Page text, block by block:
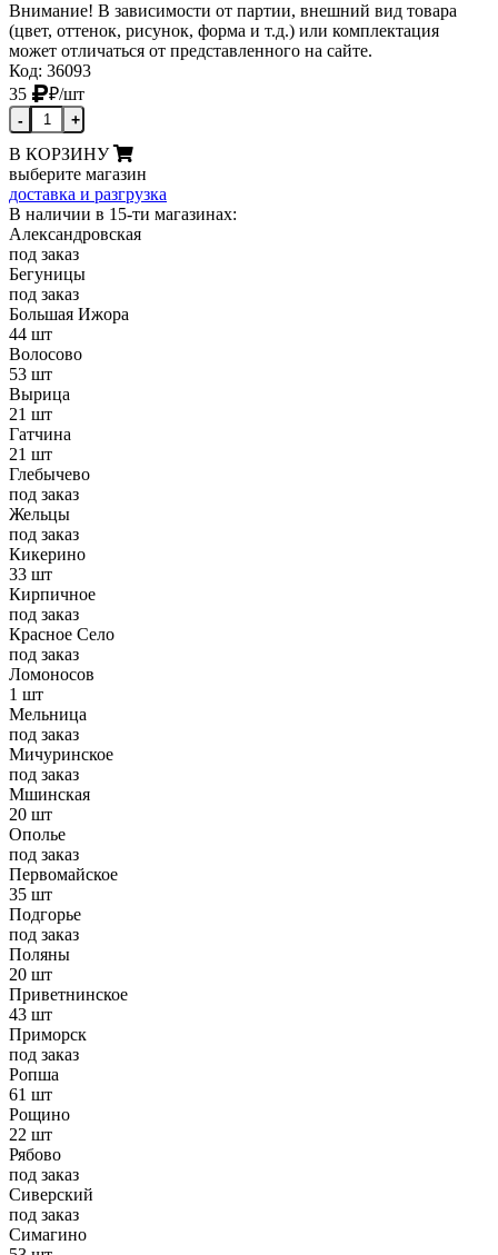
Внимание! В зависимости от партии, внешний вид товара
(цвет, оттенок, рисунок, форма и т.д.) или комплектация
может отличаться от представленного на сайте.
Код: 36093
35
₽/шт
- +
В КОРЗИНУ
выберите магазин
доставка и разгрузка
В наличии в 15-ти магазинах:
Александровская
под заказ
Бегуницы
под заказ
Большая Ижора
44 шт
Волосово
53 шт
Вырица
21 шт
Гатчина
21 шт
Глебычево
под заказ
Жельцы
под заказ
Кикерино
33 шт
Кирпичное
под заказ
Красное Село
под заказ
Ломоносов
1 шт
Мельница
под заказ
Мичуринское
под заказ
Мшинская
20 шт
Ополье
под заказ
Первомайское
35 шт
Подгорье
под заказ
Поляны
20 шт
Приветнинское
43 шт
Приморск
под заказ
Ропша
61 шт
Рощино
22 шт
Рябово
под заказ
Сиверский
под заказ
Симагино